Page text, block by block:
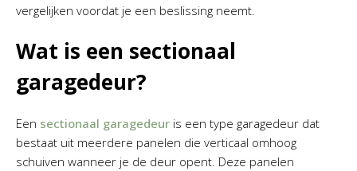
vergelijken voordat je een beslissing neemt.
Wat is een sectionaal
garagedeur?
Een sectionaal garagedeur is een type garagedeur dat
bestaat uit meerdere panelen die verticaal omhoog
schuiven wanneer je de deur opent. Deze panelen